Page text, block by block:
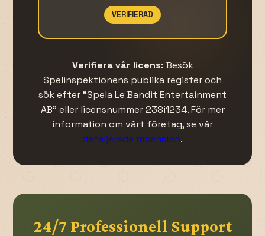
VERIFIERAD
Verifiera vår licens: Besök
Spelinspektionens publika register och
sök efter "Spela Le Bandit Entertainment
AB" eller licensnummer 23Si1234. För mer
information om vårt företag, se vår
detaljerade recension.
24/7 Professionell Support